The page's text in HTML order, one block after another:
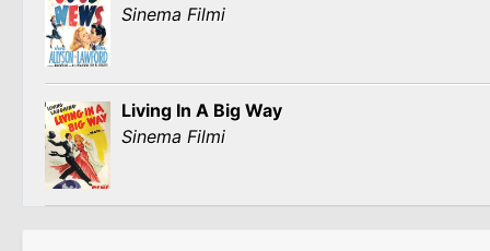
Sinema Filmi
Living In A Big Way
Sinema Filmi